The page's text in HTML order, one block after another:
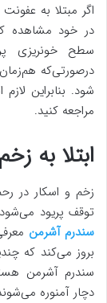
اگر مبتلا به
در خود مشاهده
سطح خونریزی
درصورتی‌که
شود. بنابراین
مراجعه کنید.
ابتلا به
زخم و اسکار در
توقف پریود
سندرم آشرمن
بروز می‌کند که
سندرم آشرمن
دچار آمنوره